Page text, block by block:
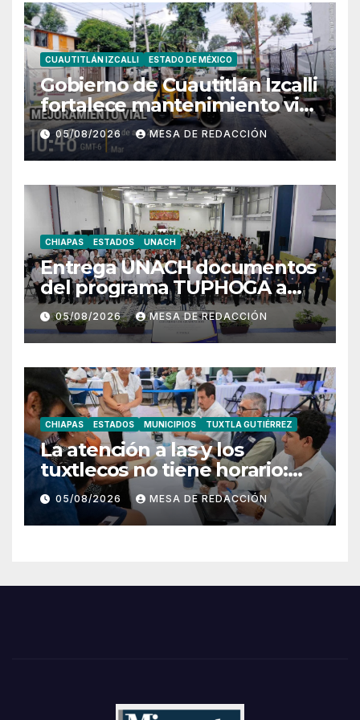
CUAUTITLÁN IZCALLI ESTADO DE MÉXICO
Gobierno de Cuautitlán Izcalli
fortalece mantenimiento vial
con trabajos de bacheo en
distintos puntos del
municipio
05/08/2026 MESA DE REDACCIÓN
CHIAPAS ESTADOS UNACH
Entrega UNACH documentos
del programa TUPHOGA a
129 egresados de posgrado
05/08/2026 MESA DE REDACCIÓN
CHIAPAS ESTADOS MUNICIPIOS TUXTLA GUTIÉRREZ
La atención a las y los
tuxtlecos no tiene horario:
Angel Torres
05/08/2026 MESA DE REDACCIÓN